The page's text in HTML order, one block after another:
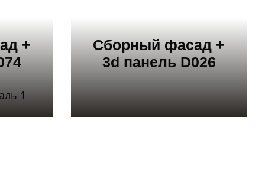
+
Сборный фасад +
3d панель D026